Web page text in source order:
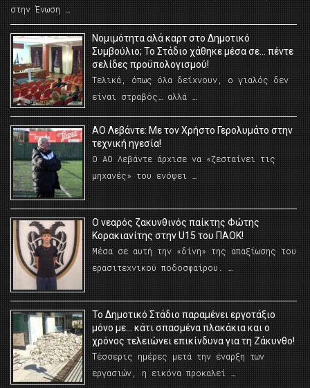
στην Ένωση …
Νομιμότητα αλά καρτ στο Δημοτικό
Συμβούλιο; Το Στάδιο χάθηκε μέσα σε… πέντε
σελίδες προϋπολογισμού!
Τελικά, όπως όλα δείχνουν, ο γιαλός δεν
είναι στραβός… αλλά …
ΑΟ Λεβάντε: Με τον Χρήστο Γερολυμάτο στην
τεχνική ηγεσία!
Ο ΑΟ Λεβάντε άρχισε να «ζεσταίνει τις
μηχανές» του ενόψει …
O νεαρός ζακυνθινός παίκτης Φώτης
Κορακιανίτης στην U15 του ΠΑΟΚ!
Μέσα σε αυτή την «δίνη» της απαξίωσης του
ερασιτεχνικού ποδοσφαίρου. …
Το Δημοτικό Στάδιο παραμένει εργοτάξιο
μόνο με… κάτι σπασμένα πλακάκια και ο
χρόνος τελειώνει επικίνδυνα για τη Ζάκυνθο!
Τέσσερις ημέρες μετά την έναρξη των
εργασιών, η εικόνα προκαλεί …